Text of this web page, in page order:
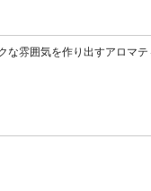
雰囲気を作り出すアロマ